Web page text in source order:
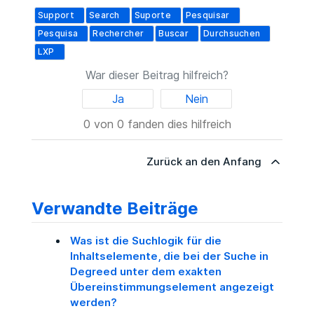
Support Search Suporte
Pesquisar
Pesquisa
Rechercher Buscar
Durchsuchen
LXP
War dieser Beitrag hilfreich?
Ja
Nein
0 von 0 fanden dies hilfreich
Zurück an den Anfang
Verwandte Beiträge
Was ist die Suchlogik für die
Inhaltselemente, die bei der Suche in
Degreed unter dem exakten
Übereinstimmungselement angezeigt
werden?